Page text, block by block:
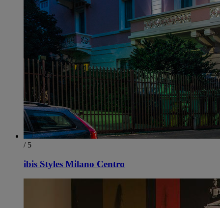
/ 5
ibis Styles Milano Centro